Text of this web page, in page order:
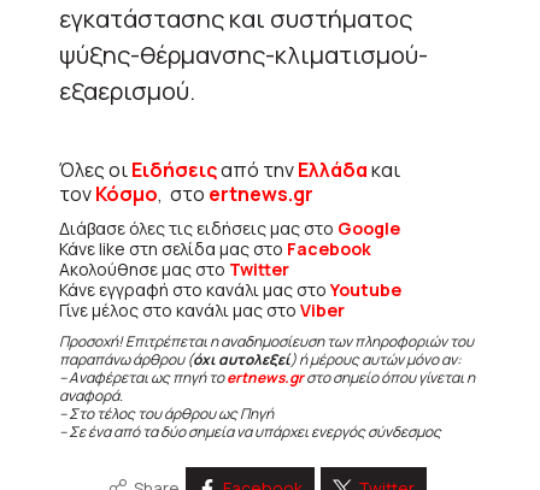
εγκατάστασης και συστήματος
ψύξης-θέρμανσης-κλιματισμού-
εξαερισμού.
Όλες οιΕιδήσειςαπό τηνΕλλάδακαι
τονΚόσμο, στο ertnews.gr
Διάβασε όλες τις ειδήσεις μας στο Google
Κάνε like στη σελίδα μας στο Facebook
Ακολούθησε μας στο Twitter
Κάνε εγγραφή στο κανάλι μας στοYoutube
Γίνε μέλος στο κανάλι μας στο Viber
Προσοχή! Επιτρέπεται η αναδημοσίευση των πληροφοριών του
παραπάνω άρθρου (όχι αυτολεξεί) ή μέρους αυτών μόνο αν:
– Αναφέρεται ως πηγή τοertnews.grστο σημείο όπου γίνεται η
αναφορά.
– Στο τέλος του άρθρου ως Πηγή
– Σε ένα από τα δύο σημεία να υπάρχει ενεργός σύνδεσμος